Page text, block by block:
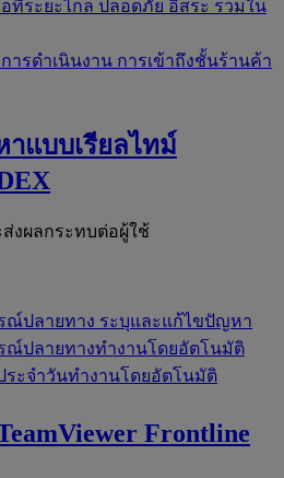
ทีระยะไกล ปลอดภัย อิสระ รวมใน
ารดำเนินงาน การเข้าถึงชั้นร้านค้า
แบบเรียลไทม์
งผลกระทบต่อผู้ใช้
ณ์ปลายทาง ระบุและแก้ไขปัญหา
ณ์ปลายทางทำงานโดยอัตโนมัติ
ระจำวันทำงานโดยอัตโนมัติ
Frontline